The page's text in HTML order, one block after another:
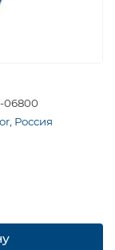
06800
Россия